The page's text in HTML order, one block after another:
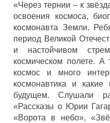
«Через тернии – к
освоения космоса,
космонавта Земли.
период Великой
и настойчивом
космическом полете.
космос и много
космонавтика и какие
будущем. Слушали
«Рассказы о Юрии
«Ворота в небо»,